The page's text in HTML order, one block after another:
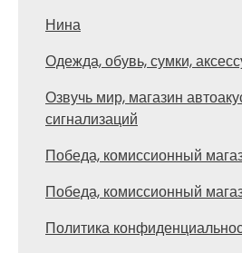
Нина
Одежда, обувь, сумки,
Озвучь мир, магазин
сигнализаций
Победа, комиссионный
Победа, комиссионный
Политика